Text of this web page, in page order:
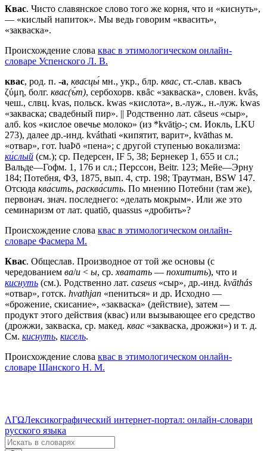
Квас. Чисто славянское слово того же корня, что и «киснуть»,
— «кислый напиток». Мы ведь говорим «квасить»,
«закваска».
Происхождение слова квас в этимологическом онлайн-
словаре Успенского Л. В.
квас, род. п. -а, квасцы́ мн., укр., блр. квас, ст.-слав. квасъ
ζύμη, болг. квас(ъ́т), сербохорв. квȃс «закваска», словен. kvȃs,
чеш., слвц. kvas, польск. kwas «кислота», в.-луж., н.-луж. kwas
«закваска; свадебный пир». || Родственно лат. сāsеus «сыр»,
алб. kоs «кислое овечье молоко» (из *kvāti̯o-; см. Иокль, LKU
273), далее др.-инд. kváthati «кипятит, варит», kvāthas м.
«отвар», гот. ƕаÞō «пена»; с другой ступенью вокализма:
ки́слый (см.); ср. Педерсен, IF 5, 38; Бернекер 1, 655 и сл.;
Вальде—Гофм. 1, 176 и сл.; Перссон, Beitr. 123; Мейе—Эрну
184; Потебня, ФЗ, 1875, вып. 4, стр. 198; Траутман, ВSW 147.
Отсюда ква́сить, расква́сить. По мнению Потебни (там же),
первонач. знач. последнего: «делать мокрым». Или же это
семинаризм от лат. quatiō, quassus «дробить»?
Происхождение слова квас в этимологическом онлайн-
словаре Фасмера М.
Квас. Общеслав. Производное от той же основы (с
чередованием ва/и < ы, ср.хватать — похитить), что и
киснуть (см.). Родственно лат. caseus «сыр», др.-инд. kvāthás
«отвар», готск. hvathjan «пениться» и др. Исходно —
«брожение, скисание», «закваска» (действие), затем —
продукт этого действия (квас) или вызывающее его средство
(дрожжи, закваска, ср. макед. квас «закваска, дрожжи») и т. д.
См. киснуть, кисель.
Происхождение слова квас в этимологическом онлайн-
словаре Шанского Н. М.
ΛΓΩЛексикографический интернет-портал: онлайн-словари
русского языка